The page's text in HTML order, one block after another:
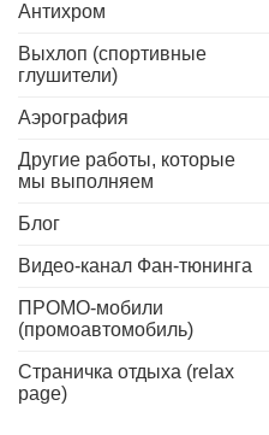
Антихром
Выхлоп (спортивные
глушители)
Аэрография
Другие работы, которые
мы выполняем
Блог
Видео-канал Фан-тюнинга
ПРОМО-мобили
(промоавтомобиль)
Страничка отдыха (relax
page)